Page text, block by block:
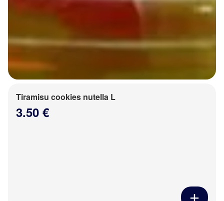
Tiramisu cookies nutella L
3.50 €